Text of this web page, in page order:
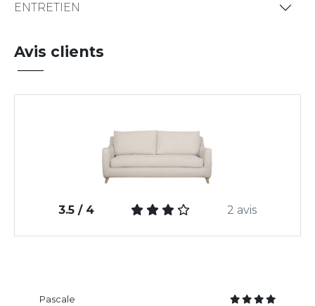
ENTRETIEN
Avis clients
3.5 / 4 2 avis
Pascale